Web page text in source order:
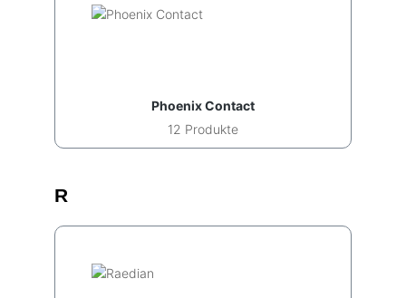
Phoenix Contact
12 Produkte
R